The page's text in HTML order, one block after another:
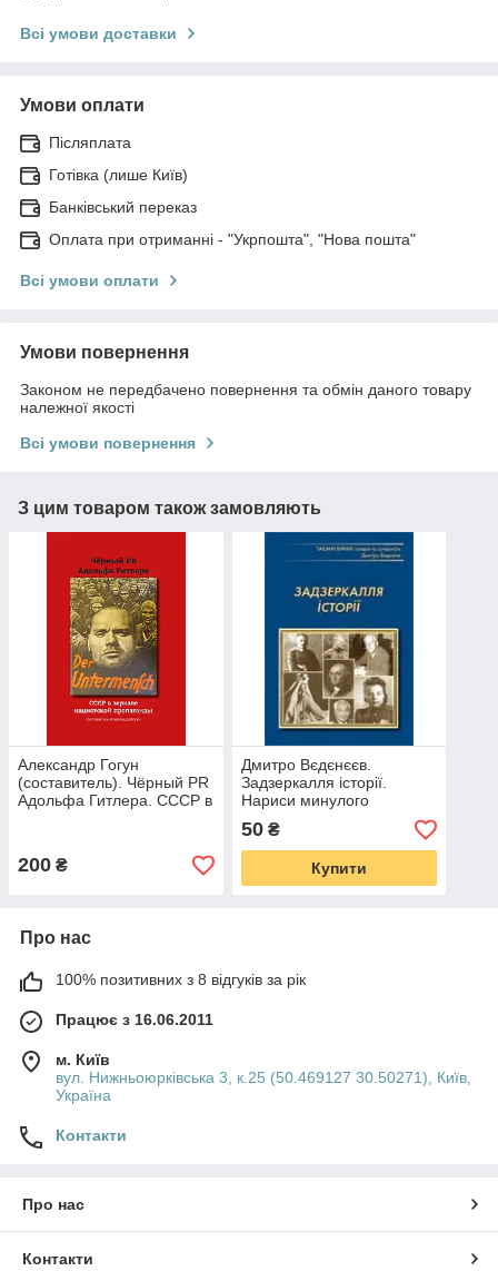
Всі умови доставки
Умови оплати
Післяплата
Готівка (лише Київ)
Банківський переказ
Оплата при отриманні - "Укрпошта", "Нова пошта"
Всі умови оплати
Умови повернення
Законом не передбачено повернення та обмін даного товару
належної якості
Всі умови повернення
З цим товаром також замовляють
Александр Гогун
(составитель). Чёрный PR
Адольфа Гитлера. СССР в
200 ₴
Дмитро Вєдєнєєв.
Задзеркалля історії.
Нариси минулого
спеціальних служб
50₴
Купити
Про нас
100% позитивних з 8 відгуків за рік
Працює з 16.06.2011
м. Київ
вул. Нижньоюрківська 3, к.25 (50.469127 30.50271), Київ,
Україна
Контакти
Про нас
Контакти